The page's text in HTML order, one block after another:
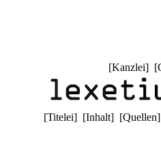
[Kanzlei] [
[Titelei] [Inhalt] [Quellen]